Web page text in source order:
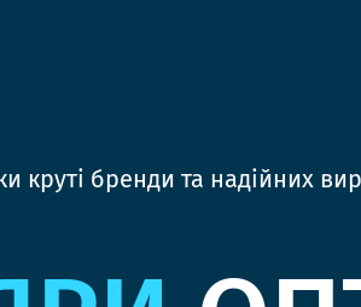
круті бренди та надійних